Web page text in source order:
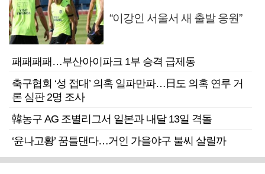
“이강인 서울서 새 출발 응원”
패패패패…부산아이파크 1부 승격 급제동
축구협회 ‘성 접대’ 의혹 일파만파…日도 의혹 연루 거
론 심판 2명 조사
韓농구 AG 조별리그서 일본과 내달 13일 격돌
‘윤나고황’ 꿈틀댄다…거인 가을야구 불씨 살릴까